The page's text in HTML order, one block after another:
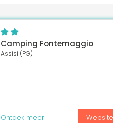
Camping Fontemaggio
Assisi (PG)
Ontdek meer Website